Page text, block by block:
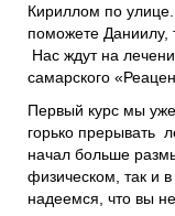
Кириллом по
поможете Даниилу,
Нас ждут на
самарского
Первый курс мы
горько прерывать
начал больше
физическом, так и
надеемся, что вы